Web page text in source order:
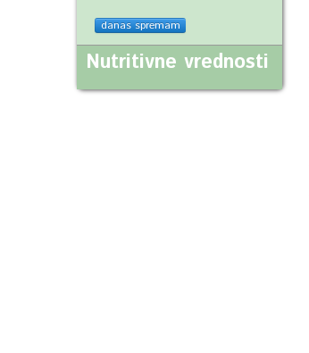
danas spremam
Nutritivne vrednosti